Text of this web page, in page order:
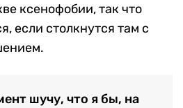
ксенофобии, так что
если столкнутся там с
шучу, что я бы, на